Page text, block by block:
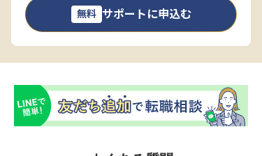
無料 サポートに申込む